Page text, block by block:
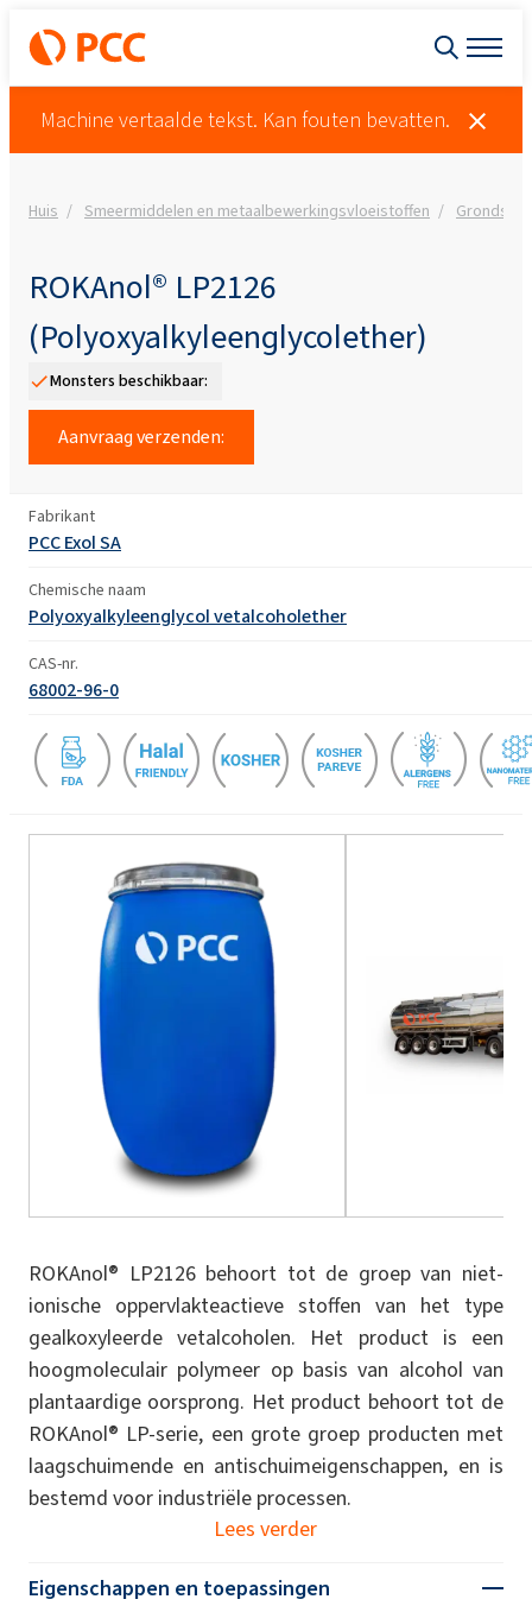
Machine vertaalde tekst. Kan fouten bevatten.
Huis Smeermiddelen en metaalbewerkingsvloeistoffen
ROKAnol® LP2126
(Polyoxyalkyleenglycolether)
Monsters beschikbaar:
Aanvraag verzenden:
Fabrikant
PCC Exol SA
Chemische naam
Polyoxyalkyleenglycol vetalcoholether
CAS-nr.
68002-96-0
ROKAnol® LP2126 behoort tot de groep van niet-
ionische oppervlakteactieve stoffen van het type
gealkoxyleerde vetalcoholen. Het product is een
hoogmoleculair polymeer op basis van alcohol van
plantaardige oorsprong. Het product behoort tot de
ROKAnol® LP-serie, een grote groep producten met
laagschuimende en antischuimeigenschappen, en is
bestemd voor industriële processen.
Lees verder
Eigenschappen en toepassingen